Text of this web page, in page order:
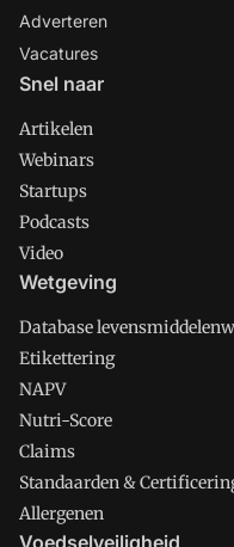
Adverteren
Vacatures
Snel naar
Artikelen
Webinars
Startups
Podcasts
Video
Wetgeving
Database
Etikettering
NAPV
Nutri-Score
Claims
Standaarden &
Allergenen
Voedselveiligheid